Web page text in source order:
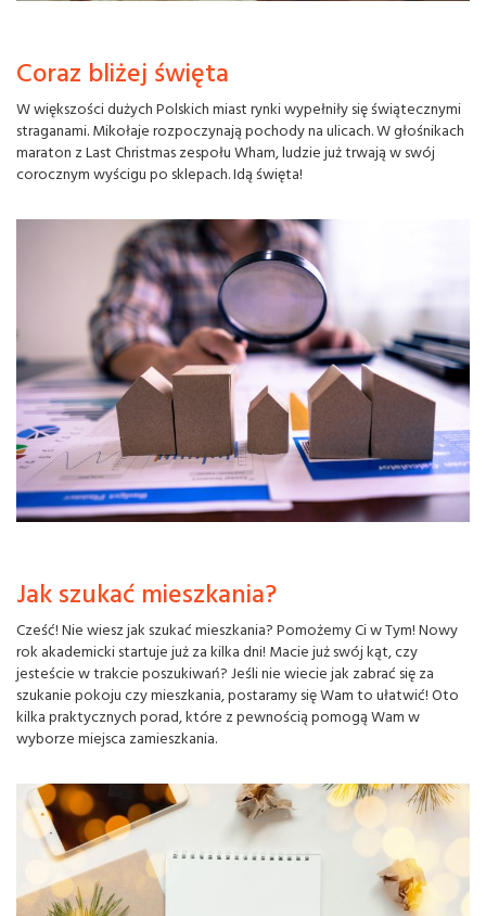
Coraz bliżej święta
W większości dużych Polskich miast rynki wypełniły się świątecznymi
straganami. Mikołaje rozpoczynają pochody na ulicach. W głośnikach
maraton z Last Christmas zespołu Wham, ludzie już trwają w swój
corocznym wyścigu po sklepach. Idą święta!
Jak szukać mieszkania?
Cześć! Nie wiesz jak szukać mieszkania? Pomożemy Ci w Tym! Nowy
rok akademicki startuje już za kilka dni! Macie już swój kąt, czy
jesteście w trakcie poszukiwań? Jeśli nie wiecie jak zabrać się za
szukanie pokoju czy mieszkania, postaramy się Wam to ułatwić! Oto
kilka praktycznych porad, które z pewnością pomogą Wam w
wyborze miejsca zamieszkania.